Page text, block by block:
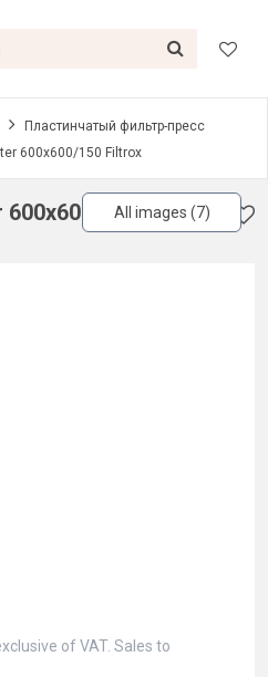
Пластинчатый фильтр-пресс
600x600/150 Filtrox
150 Filtrox
All images (7)
of VAT. Sales to